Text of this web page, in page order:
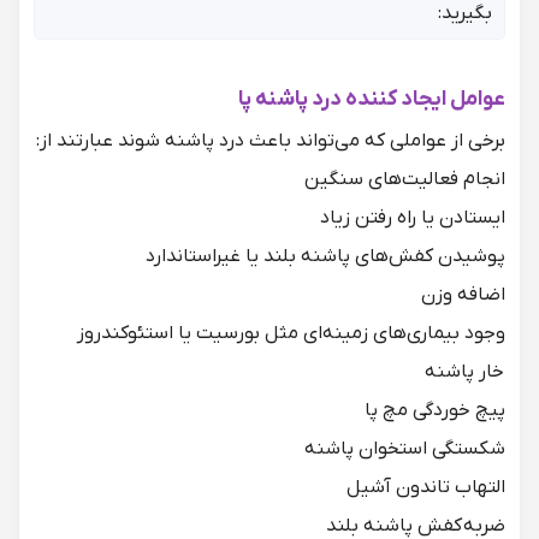
بگیرید:
عوامل ایجاد کننده درد پاشنه پا
برخی از عواملی که می‌تواند باعث درد پاشنه شوند عبارتند از:
انجام فعالیت‌های سنگین
ایستادن یا راه رفتن زیاد
پوشیدن کفش‌های پاشنه بلند یا غیراستاندارد
اضافه وزن
وجود بیماری‌های زمینه‌ای مثل بورسیت یا استئوکندروز
خار پاشنه
پیچ خوردگی مچ پا
شکستگی استخوان پاشنه
التهاب تاندون آشیل
ضربه کفش پاشنه بلند